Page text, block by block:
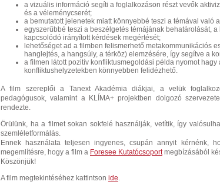
a vizuális információ segíti a foglalkozáson részt vevők
és a véleménycserét;
a bemutatott jelenetek miatt könnyebbé teszi a témával való
egyszerűbbé teszi a beszélgetés témájának behatárolását,
kapcsolódó irányított kérdések megértését;
lehetőséget ad a filmben felismerhető metakommunikációs
hanglejtés, a hangsúly, a térköz) elemzésére, így segítve a
a filmen látott pozitív konfliktusmegoldási példa nyomot
konfliktushelyzetekben könnyebben felidézhető.
A film szereplői a Tanext Akadémia diákjai, a velük
pedagógusok, valamint a KLÍMA+ projektben dolgozó
rendezte.
Örülünk, ha a filmet sokan sokfelé használják, vetítik, így
szemléletformálás.
Ennek használata teljesen ingyenes, csupán annyit kérnénk,
megemlítésre, hogy a film a Foresee Kutatócsoportmegbízásából
Köszönjük!
A film megtekintéséhez kattintson ide.